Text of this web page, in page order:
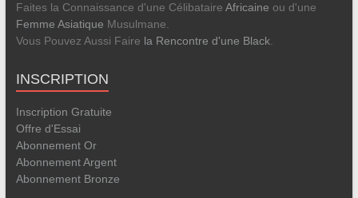
Faites la Connaissance d'une Célibataire Africaine ou d'une
Femme Asiatique Musulmane.
Vous Pouvez Aussi Faire la Rencontre d'une Black.
INSCRIPTION
Inscription Gratuite
Offre d'Essai
Abonnement Or
Abonnement Argent
Abonnement Bronze